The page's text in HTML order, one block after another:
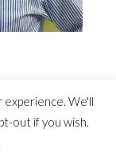
experience. We'll
out if you wish.